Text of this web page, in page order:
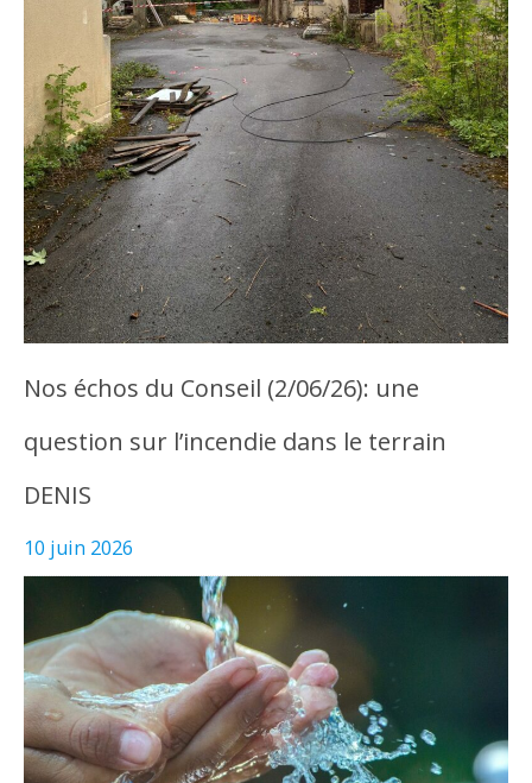
Nos échos du Conseil (2/06/26): une
question sur l’incendie dans le terrain
DENIS
10 juin 2026